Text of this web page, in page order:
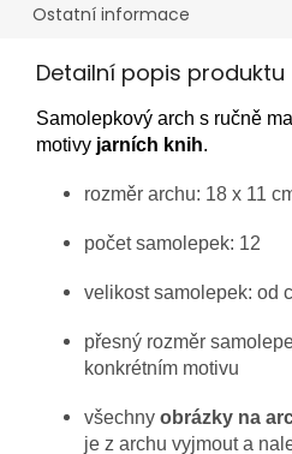
Ostatní informace
Detailní popis produktu
Samolepkový arch s ručně
motivy jarních knih.
rozměr archu: 18 x 11
počet samolepek: 12
velikost samolepek: od
přesný rozměr
konkrétním motivu
všechny obrázky na
je z archu vyjmout a